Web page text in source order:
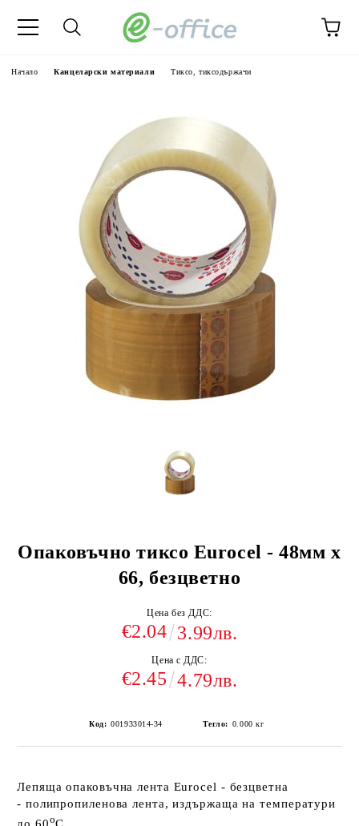
Начало Канцеларски материали Тиксо, тиксодържачи
Опаковъчно тиксо Eurocel - 48мм x
66, безцветно
Цена без ДДС:
€2.04 3.99лв.
Цена с ДДС:
€2.45 4.79лв.
Код: 001933014-34 Тегло: 0.000 кг
Лепяща опаковъчна лента Eurocel - безцветна
- полипропиленова лента, издържаща на температури
о